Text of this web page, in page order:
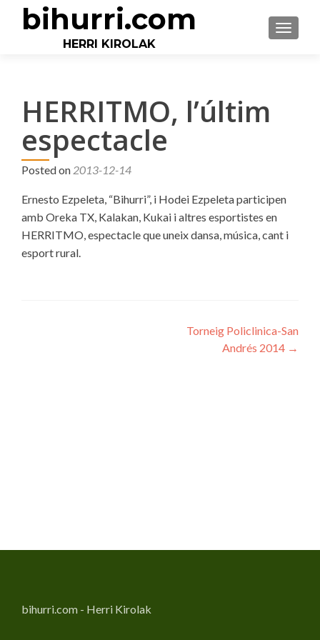
bihurri.com
HERRI KIROLAK
HERRITMO, l’últim
espectacle
Posted on 2013-12-14
Ernesto Ezpeleta, “Bihurri”, i Hodei Ezpeleta participen
amb Oreka TX, Kalakan, Kukai i altres esportistes en
HERRITMO, espectacle que uneix dansa, música, cant i
esport rural.
Torneig Policlinica-San
Andrés 2014 →
bihurri.com - Herri Kirolak